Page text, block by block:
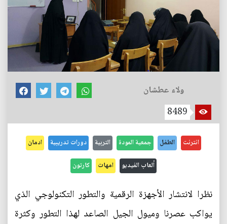
ولاء عطشان
8489
انترنت الطفل جمعية المودة التربية دورات تدريبية ادمان
ألعاب الفيديو امهات كارتون
نظرا لانتشار الأجهزة الرقمية والتطور التكنولوجي الذي
يواكب عصرنا وميول الجيل الصاعد لهذا التطور وكثرة